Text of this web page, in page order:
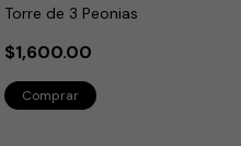
Torre de 3 Peonias
$1,600.00